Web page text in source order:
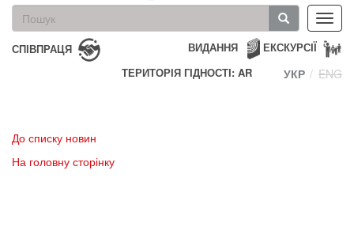
Пошукова
форма
Пошук
СПІВПРАЦЯ ЕКСКУРСІЇ
ВИДАННЯ
ТЕРИТОРІЯ ГІДНОСТІ: AR
УКР ENG
До списку новин
На головну сторінку